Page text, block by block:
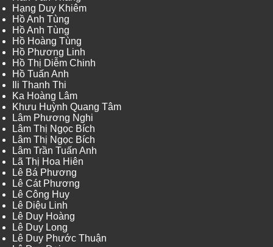
Hạng Duy Khiêm
Hồ Anh Tùng
Hồ Anh Tùng
Hồ Hoàng Tùng
Hồ Phương Linh
Hồ Thị Diễm Chinh
Hồ Tuấn Anh
Ili Thanh Thi
Ka Hoàng Lâm
Khưu Huỳnh Quang Tâm
Lâm Phương Nghi
Lâm Thị Ngọc Bích
Lâm Thị Ngọc Bích
Lâm Trần Tuấn Anh
Lã Thị Hoa Hiên
Lê Bá Phương
Lê Cát Phương
Lê Công Huy
Lê Diệu Linh
Lê Duy Hoàng
Lê Duy Long
Lê Duy Phước Thuận